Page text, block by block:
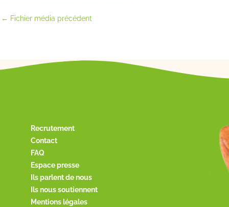
← Fichier média précédent
Recrutement
Contact
FAQ
Espace presse
Ils parlent de nous
Ils nous soutiennent
Mentions légales